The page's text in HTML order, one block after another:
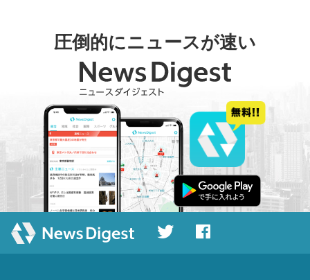
圧倒的にニュースが速い